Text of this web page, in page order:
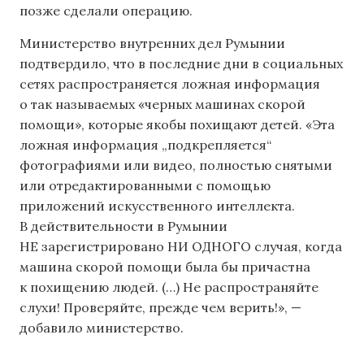
позже сделали операцию.
Министерство внутренних дел Румынии
подтвердило, что в последние дни в социальных
сетях распространяется ложная информация
о так называемых «черных машинах скорой
помощи», которые якобы похищают детей. «Эта
ложная информация „подкрепляется“
фотографиями или видео, полностью снятыми
или отредактированными с помощью
приложений искусственного интеллекта.
В действительности в Румынии
НЕ зарегистрировано НИ ОДНОГО случая, когда
машина скорой помощи была бы причастна
к похищению людей. (…) Не распространяйте
слухи! Проверяйте, прежде чем верить!», —
добавило министерство.